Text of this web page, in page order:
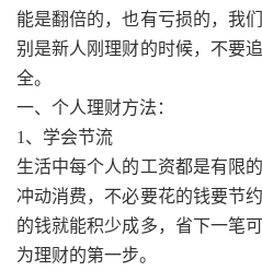
能是翻倍的，也有亏损的，我
别是新人刚理财的时候，不要
全。
一、个人理财方法：
1、学会节流
生活中每个人的工资都是有限
冲动消费，不必要花的钱要节
的钱就能积少成多，省下一笔
为理财的第一步。